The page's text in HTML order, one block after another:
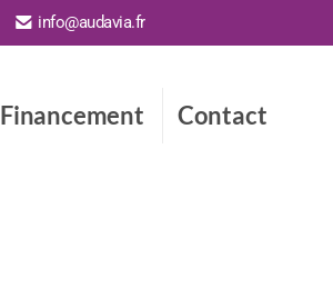
info@audavia.fr
Financement Contact